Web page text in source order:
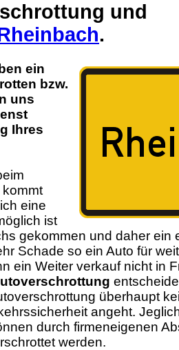
und
.
ein
bzw.
uns
Ihres
eine
ist
gekommen und daher ein
Schade so ein Auto für
ein Weiter verkauf nicht in
überhaupt
angeht.
durch firmeneigenen
werden.